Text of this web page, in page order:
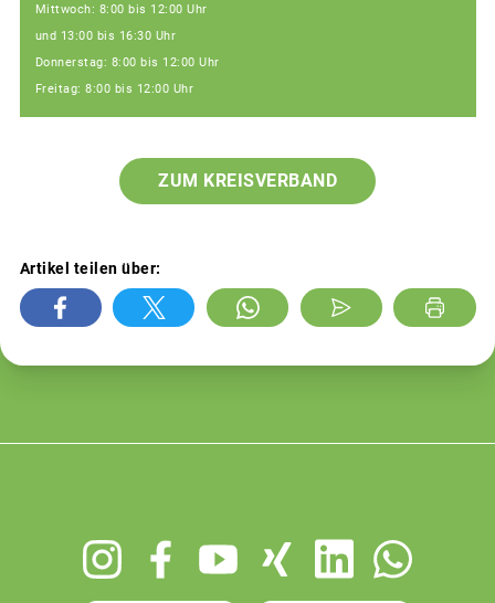
Mittwoch: 8:00 bis 12:00 Uhr
und 13:00 bis 16:30 Uhr
Donnerstag: 8:00 bis 12:00 Uhr
Freitag: 8:00 bis 12:00 Uhr
ZUM KREISVERBAND
Artikel teilen über: